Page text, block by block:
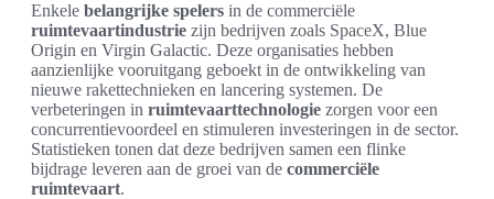
Enkele belangrijke spelers in de commerciële
ruimtevaartindustrie zijn bedrijven zoals SpaceX, Blue
Origin en Virgin Galactic. Deze organisaties hebben
aanzienlijke vooruitgang geboekt in de ontwikkeling van
nieuwe rakettechnieken en lancering systemen. De
verbeteringen in ruimtevaarttechnologie zorgen voor een
concurrentievoordeel en stimuleren investeringen in de sector.
Statistieken tonen dat deze bedrijven samen een flinke
bijdrage leveren aan de groei van de commerciële
ruimtevaart.